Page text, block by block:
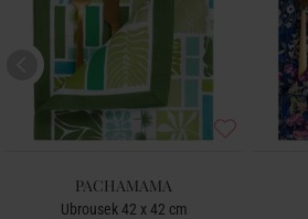
PACHAMAMA
Ubrousek 42 x 42 cm